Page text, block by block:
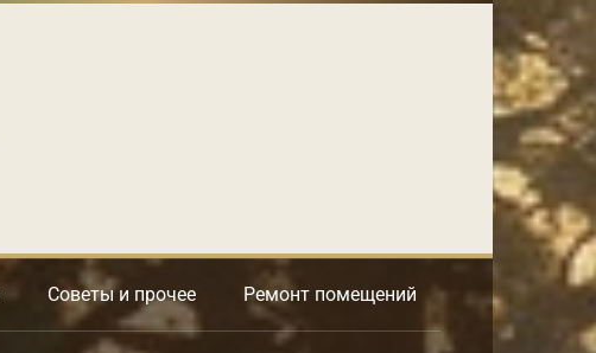
Советы и прочее Ремонт помещений